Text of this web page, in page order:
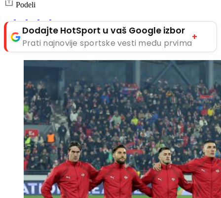
Podeli
Dodajte HotSport u vaš Google izbor
Prati najnovije sportske vesti među prvima
+